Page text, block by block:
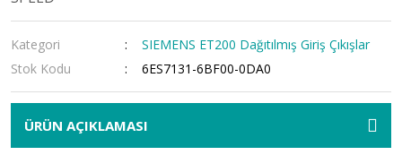
Kategori
SIEMENS ET200 Dağıtılmış Giriş Çıkışlar
Stok Kodu
6ES7131-6BF00-0DA0
ÜRÜN AÇIKLAMASI